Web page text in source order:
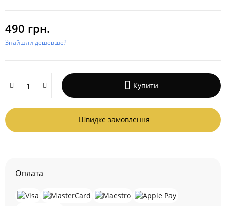
490 грн.
Знайшли дешевше?
Купити
Швидке замовлення
Оплата